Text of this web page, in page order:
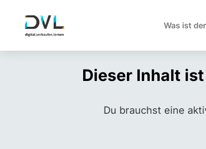
Was ist
Dieser Inhalt
Du brauchst eine